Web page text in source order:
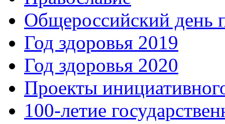
Общероссийский день
Год здоровья 2019
Год здоровья 2020
Проекты
100-летие